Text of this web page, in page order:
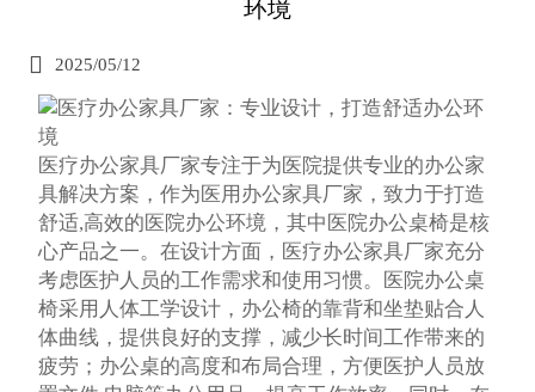
环境
 2025/05/12
医疗办公家具厂家专注于为医院提供专业的办公家
具解决方案，作为医用办公家具厂家，致力于打造
舒适,高效的医院办公环境，其中医院办公桌椅是核
心产品之一。在设计方面，医疗办公家具厂家充分
考虑医护人员的工作需求和使用习惯。医院办公桌
椅采用人体工学设计，办公椅的靠背和坐垫贴合人
体曲线，提供良好的支撑，减少长时间工作带来的
疲劳；办公桌的高度和布局合理，方便医护人员放